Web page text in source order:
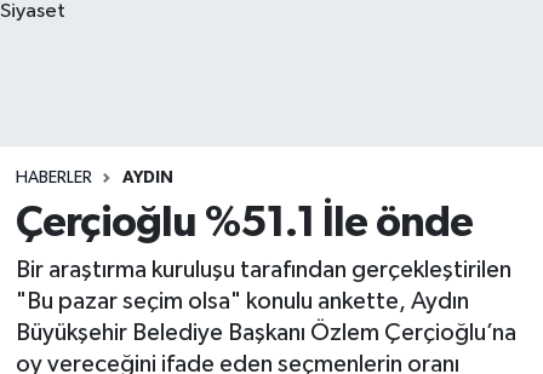
Siyaset
HABERLER AYDIN
Çerçioğlu %51.1 İle önde
Bir araştırma kuruluşu tarafından gerçekleştirilen
"Bu pazar seçim olsa" konulu ankette, Aydın
Büyükşehir Belediye Başkanı Özlem Çerçioğlu’na
oy vereceğini ifade eden seçmenlerin oranı